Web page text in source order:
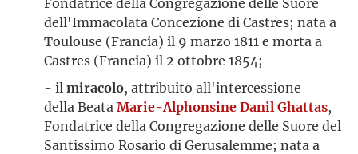
dell'Immacolata Concezione di Castres; nata a
Toulouse (Francia) il 9 marzo 1811 e morta a
Castres (Francia) il 2 ottobre 1854;
- il miracolo, attribuito all'intercessione
della Beata Marie-Alphonsine Danil Ghattas,
Fondatrice della Congregazione delle Suore del
Santissimo Rosario di Gerusalemme; nata a